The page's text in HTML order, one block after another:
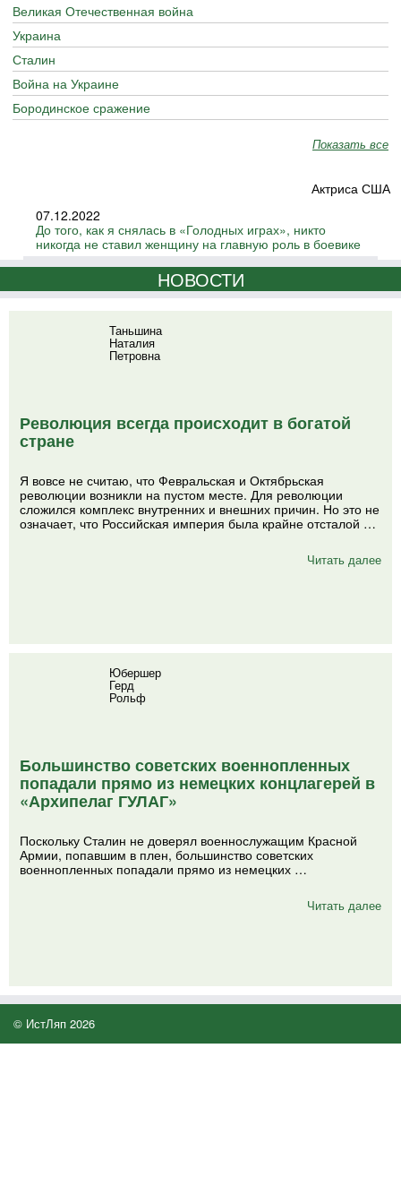
Великая Отечественная война
Украина
Сталин
Война на Украине
Бородинское сражение
Показать все
Актриса США
07.12.2022
До того, как я снялась в «Голодных играх», никто
никогда не ставил женщину на главную роль в боевике
НОВОСТИ
Таньшина
Наталия
Петровна
Революция всегда происходит в богатой
стране
Я вовсе не считаю, что Февральская и Октябрьская
революции возникли на пустом месте. Для революции
сложился комплекс внутренних и внешних причин. Но это не
означает, что Российская империя была крайне отсталой …
Читать далее
Юбершер
Герд
Рольф
Большинство советских военнопленных
попадали прямо из немецких концлагерей в
«Архипелаг ГУЛАГ»
Поскольку Сталин не доверял военнослужащим Красной
Армии, попавшим в плен, большинство советских
военнопленных попадали прямо из немецких …
Читать далее
© ИстЛяп 2026